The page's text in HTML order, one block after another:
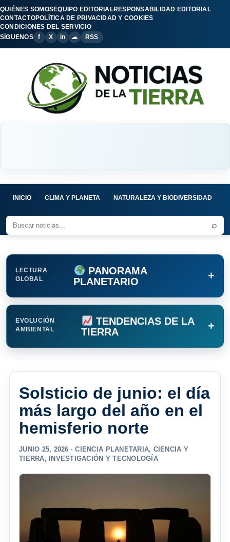
QUIÉNES SOMOSEQUIPO EDITORIALRESPONSABILIDAD EDITORIAL
CONTACTOPOLÍTICA DE PRIVACIDAD Y COOKIES
CONDICIONES DEL SERVICIO
SÍGUENOS
f X in ☁ RSS
INICIO CLIMA Y PLANETA NATURALEZA Y BIODIVERSIDAD
⌕
LECTURA
GLOBAL
PANORAMA
PLANETARIO
+
EVOLUCIÓN
AMBIENTAL
TENDENCIAS DE LA
TIERRA
+
Solsticio de junio: el día
más largo del año en el
hemisferio norte
JUNIO 25, 2026 ·CIENCIA PLANETARIA, CIENCIA Y
TIERRA, INVESTIGACIÓN Y TECNOLOGÍA